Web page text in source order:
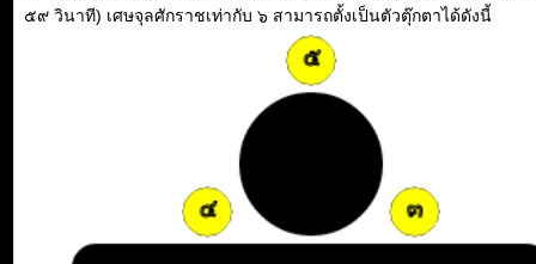
๕๙ วินาที) เศษจุลศักราชเท่ากับ ๖ สามารถตั้งเป็นตัวตุ๊กตาได้ดังนี้